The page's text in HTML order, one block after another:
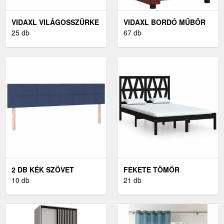
VIDAXL VILÁGOSSZÜRKE
SZÖVET ÁGYKERET 140 X
25 db
VIDAXL BORDÓ MŰBŐR
ELEKTROMOS
67 db
2 DB KÉK SZÖVET
FEJTÁMLA 90X5X78/88
10 db
FEKETE TÖMÖR
FENYŐFA ÁGYKERET 140
21 db